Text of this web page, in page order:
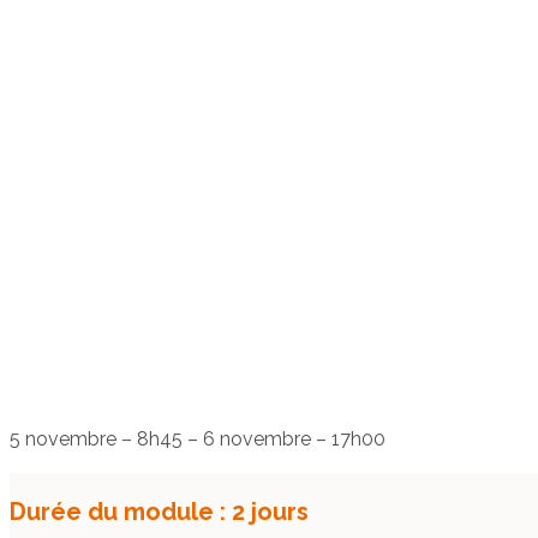
5 novembre – 8h45 – 6 novembre – 17h00
Durée du module : 2 jours